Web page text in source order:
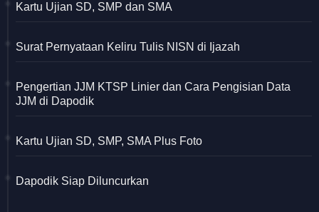
Kartu Ujian SD, SMP dan SMA
Surat Pernyataan Keliru Tulis NISN di Ijazah
Pengertian JJM KTSP Linier dan Cara Pengisian Data
JJM di Dapodik
Kartu Ujian SD, SMP, SMA Plus Foto
Dapodik Siap Diluncurkan